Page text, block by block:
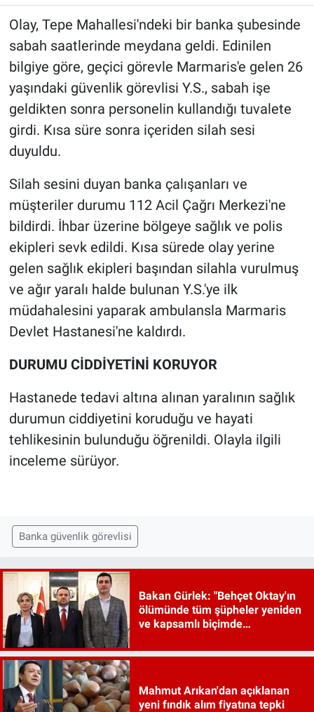
Olay, Tepe Mahallesi'ndeki bir banka şubesinde
sabah saatlerinde meydana geldi. Edinilen
bilgiye göre, geçici görevle Marmaris'e gelen 26
yaşındaki güvenlik görevlisi Y.S., sabah işe
geldikten sonra personelin kullandığı tuvalete
girdi. Kısa süre sonra içeriden silah sesi
duyuldu.
Silah sesini duyan banka çalışanları ve
müşteriler durumu 112 Acil Çağrı Merkezi'ne
bildirdi. İhbar üzerine bölgeye sağlık ve polis
ekipleri sevk edildi. Kısa sürede olay yerine
gelen sağlık ekipleri başından silahla vurulmuş
ve ağır yaralı halde bulunan Y.S.'ye ilk
müdahalesini yaparak ambulansla Marmaris
Devlet Hastanesi'ne kaldırdı.
DURUMU CİDDİYETİNİ KORUYOR
Hastanede tedavi altına alınan yaralının sağlık
durumun ciddiyetini koruduğu ve hayati
tehlikesinin bulunduğu öğrenildi. Olayla ilgili
inceleme sürüyor.
Banka güvenlik görevlisi
Bakan Gürlek: "Behçet Oktay'ın
ölümünde tüm şüpheler yeniden
ve kapsamlı biçimde
Mahmut Arıkan'dan açıklanan
yeni fındık alım fiyatına tepki